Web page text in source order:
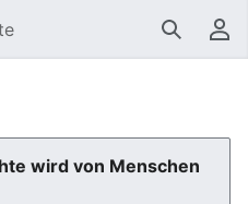
Suchen
wird von Menschen